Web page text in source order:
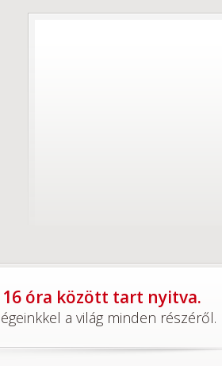
óra között tart nyitva.
a világ minden részéről.